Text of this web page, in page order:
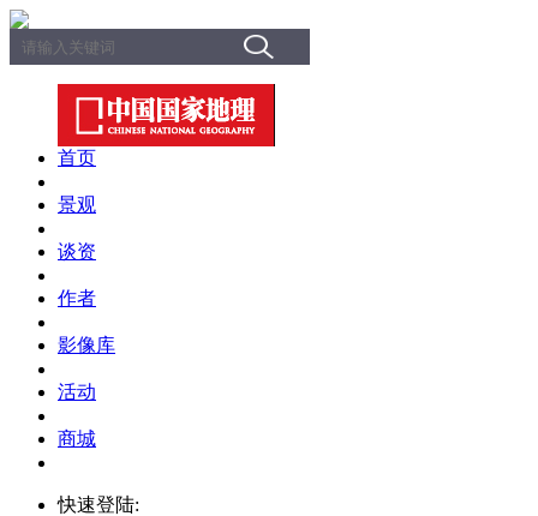
首页
景观
谈资
作者
影像库
活动
商城
快速登陆: